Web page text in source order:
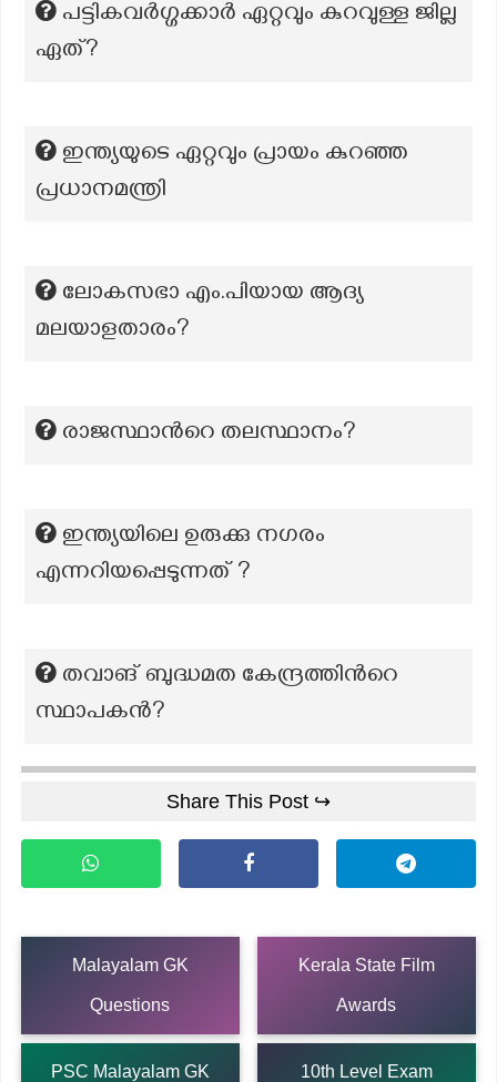
പട്ടികവർഗ്ഗക്കാർ ഏറ്റവും കുറവുള്ള ജില്ല
ഏത്?
ഇന്ത്യയുടെ ഏറ്റവും പ്രായം കുറഞ്ഞ
പ്രധാനമന്ത്രി
ലോകസഭാ എം.പിയായ ആദ്യ
മലയാളതാരം?
രാജസ്ഥാന്‍റെ തലസ്ഥാനം?
ഇന്ത്യയിലെ ഉരുക്കു നഗരം
എന്നറിയപ്പെടുന്നത് ?
തവാങ് ബുദ്ധമത കേന്ദ്രത്തിന്‍റെ
സ്ഥാപകൻ?
Share This Post ↪
Malayalam GK
Questions
Kerala State Film
Awards
PSC Malayalam GK 10th Level Exam